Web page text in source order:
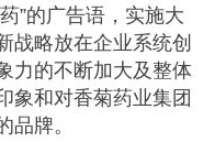
”的广告语，实施大
战略放在企业系统创
力的不断加大及整体
象和对香菊药业集团
品牌。